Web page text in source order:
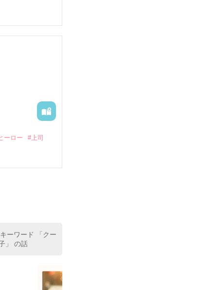
閥御曹司に
影恭司その
れた上、二
ーロー #上司
居まで提案
ーワード 「クー
」 の話